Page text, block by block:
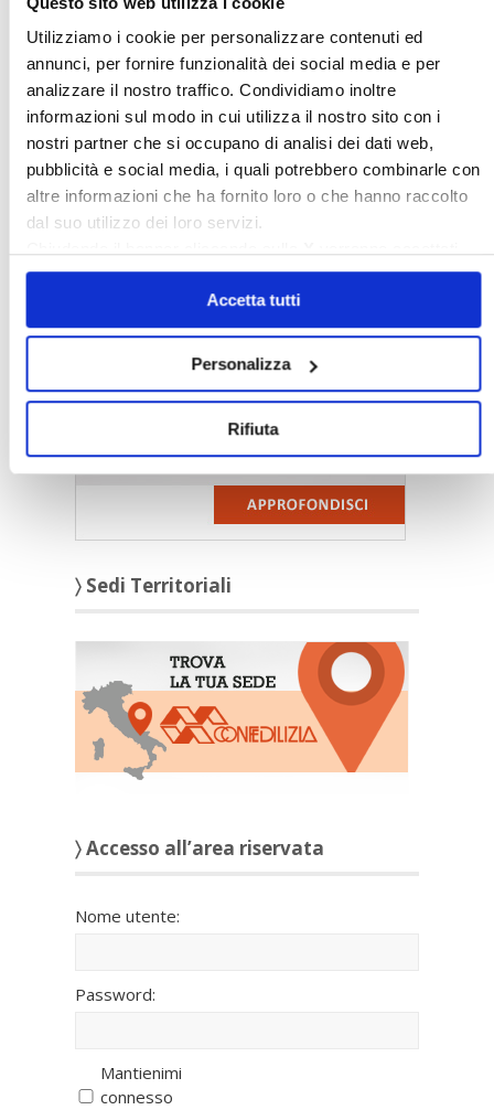
Utilizziamo i cookie per personalizzare contenuti ed
annunci, per fornire funzionalità dei social media e per
analizzare il nostro traffico. Condividiamo inoltre
informazioni sul modo in cui utilizza il nostro sito con i
nostri partner che si occupano di analisi dei dati web,
pubblicità e social media, i quali potrebbero combinarle con
altre informazioni che ha fornito loro o che hanno raccolto
dal suo utilizzo dei loro servizi.
solo i cookie necessari.
Accetta tutti
Personalizza
Rifiuta
〉 5 ragioni per aderire a Confedilizia
〉 Sedi Territoriali
〉 Accesso all’area riservata
Nome utente:
Password:
Mantienimi
connesso